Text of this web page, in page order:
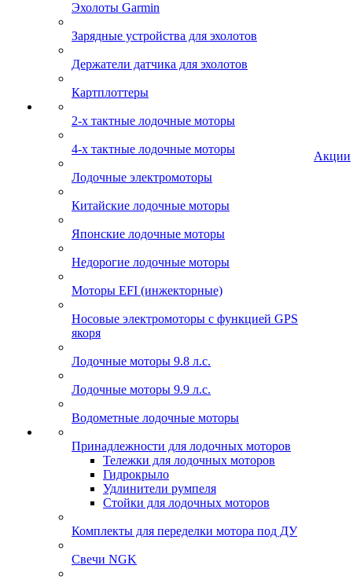
Эхолоты Garmin
Зарядные устройства для эхолотов
Держатели датчика для эхолотов
Картплоттеры
2-х тактные лодочные моторы
4-х тактные лодочные моторы
Лодочные электромоторы
Китайские лодочные моторы
Японские лодочные моторы
Недорогие лодочные моторы
Моторы EFI (инжекторные)
Носовые электромоторы с функцией GPS
якоря
Лодочные моторы 9.8 л.с.
Лодочные моторы 9.9 л.с.
Водометные лодочные моторы
Принадлежности для лодочных моторов
Тележки для лодочных моторов
Гидрокрыло
Удлинители румпеля
Стойки для лодочных моторов
Комплекты для переделки мотора под ДУ
Свечи NGK
Акции